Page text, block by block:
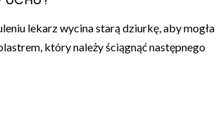
lekarz wycina starą dziurkę, aby mogła
który należy ściągnąć następnego